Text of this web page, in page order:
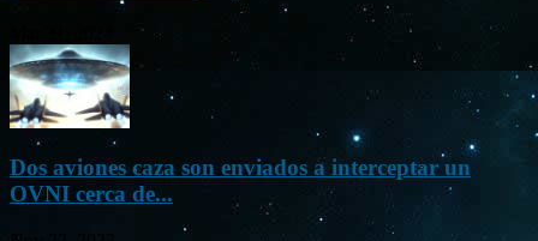
Dos aviones caza son enviados a interceptar un
OVNI cerca de...